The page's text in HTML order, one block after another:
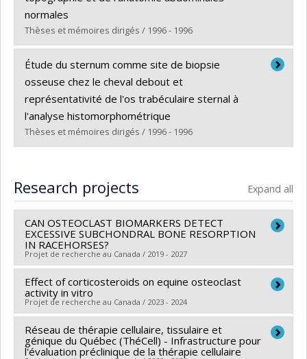
Grade :M. Sc.
Lien vers le document dans Papyrus
normales
Thèses et mémoires dirigés / 1996 - 1996
Graduate :Bouré, Ludovic
Cycle :Master's
Grade :M. Sc.
Lien vers le document dans Papyrus
Étude du sternum comme site de biopsie
osseuse chez le cheval debout et
représentativité de l'os trabéculaire sternal à
l'analyse histomorphométrique
Thèses et mémoires dirigés / 1996 - 1996
Cycle :Master's
Grade :M. Sc.
Research projects Expand all
CAN OSTEOCLAST BIOMARKERS DETECT
EXCESSIVE SUBCHONDRAL BONE RESORPTION
IN RACEHORSES?
Projet de recherche au Canada / 2019 - 2027
Lead researcher : Sheila Laverty
Funding sources:CRSNG/Conseil de recherches en
sciences naturelles et génie du Canada (CRSNG)
Grant programs:PVX20965-(RGP) Programme de
subvention à la découverte individuelle ou de groupe
Effect of corticosteroids on equine osteoclast
activity in vitro
Projet de recherche au Canada / 2023 - 2024
Lead researcher : Louis Kamus
Co-researchers : Sheila Laverty
Réseau de thérapie cellulaire, tissulaire et
génique du Québec (ThéCell) - Infrastructure pour
l'évaluation préclinique de la thérapie cellulaire